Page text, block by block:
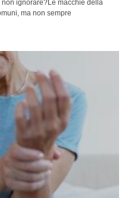
ignorare?Le macchie della
ma non sempre